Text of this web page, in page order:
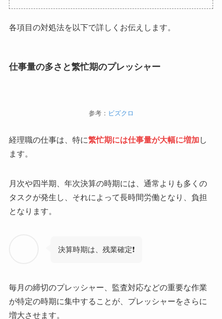
各項目の対処法を以下で詳しくお伝えします。
仕事量の多さと繁忙期のプレッシャー
参考： ビズクロ
経理職の仕事は、特に繁忙期には仕事量が大幅に増加 し
ます。
月次や四半期、年次決算の時期には、通常よりも多くの
タスクが発生し、それによって長時間労働となり、負担
となります。
決算時期は、残業確定❗
毎月の締切のプレッシャー、監査対応などの重要な作業
が特定の時期に集中することが、プレッシャーをさらに
増大させます。